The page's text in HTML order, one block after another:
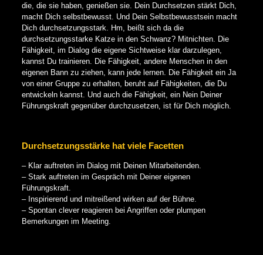
die, die sie haben, genießen sie. Dein Durchsetzen stärkt Dich,
macht Dich selbstbewusst. Und Dein Selbstbewusstsein macht
Dich durchsetzungsstark. Hm, beißt sich da die
durchsetzungsstarke Katze in den Schwanz? Mitnichten. Die
Fähigkeit, im Dialog die eigene Sichtweise klar darzulegen,
kannst Du trainieren. Die Fähigkeit, andere Menschen in den
eigenen Bann zu ziehen, kann jede lernen. Die Fähigkeit ein Ja
von einer Gruppe zu erhalten, beruht auf Fähigkeiten, die Du
entwickeln kannst. Und auch die Fähigkeit, ein Nein Deiner
Führungskraft gegenüber durchzusetzen, ist für Dich möglich.
Durchsetzungsstärke hat viele Facetten
– Klar auftreten im Dialog mit Deinen Mitarbeitenden.
– Stark auftreten im Gespräch mit Deiner eigenen
Führungskraft.
– Inspirierend und mitreißend wirken auf der Bühne.
– Spontan clever reagieren bei Angriffen oder plumpen
Bemerkungen im Meeting.